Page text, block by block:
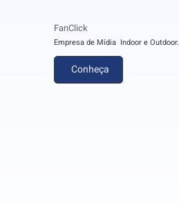
FanClick
Empresa de Mídia Indoor e Outdoor.
Conheça